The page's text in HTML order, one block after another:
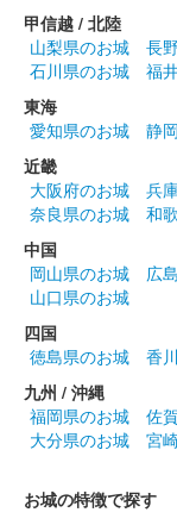
甲信越 / 北陸
山梨県のお城
長
石川県のお城
福
東海
愛知県のお城
静
近畿
大阪府のお城
兵
奈良県のお城
和
中国
岡山県のお城
広
山口県のお城
四国
徳島県のお城
香
九州 / 沖縄
福岡県のお城
佐
大分県のお城
宮
お城の特徴で探す